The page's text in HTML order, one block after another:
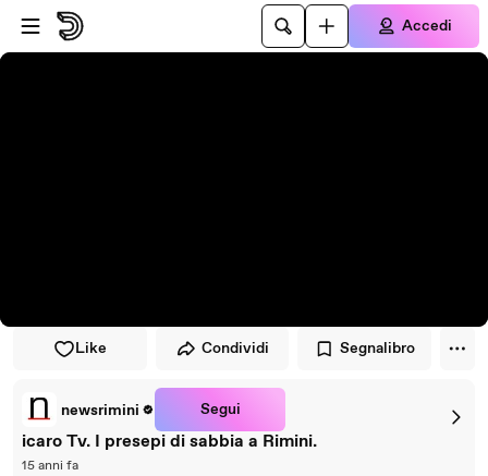
Vai al lettore
Passa al contenuto principale
Accedi
Like Condividi Segnalibro
newsrimini Segui
icaro Tv. I presepi di sabbia a Rimini.
15 anni fa